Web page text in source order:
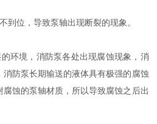
位，导致泵轴出现断裂的现象。
境，消防泵各处出现腐蚀现象，消
防泵长期输送的液体具有极强的腐蚀
蚀的泵轴材质，所以导致腐蚀之后出